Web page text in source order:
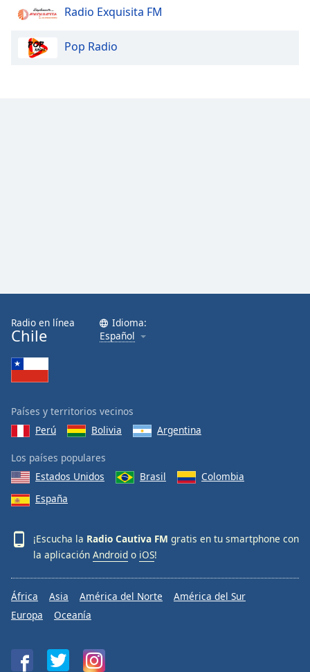
Edge
Style
Radio Exquisita FM
Pop Radio
Radio en línea
Chile
Idioma:
Español
Países y territorios vecinos
Perú
Bolivia Argentina
Los países populares
Estados Unidos
Brasil
Colombia
España
¡Escucha la Radio Cautiva FM gratis en tu smartphone con
la aplicación Android o iOS!
África Asia América del Norte
América del Sur
Europa
Oceanía